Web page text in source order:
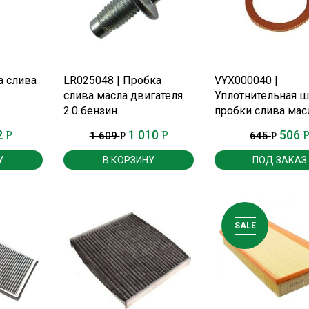
слива
Р
ПОДРОБНЕЕ
LR025048 | Пробка
слива масла двигателя
2.0 бензин.
1 609Р 1 010 Р
В КОРЗИНУ
ПОДРОБНЕЕ
VYX000040 |
Уплотнительная
пробки слива
645Р 506 Р
ПОД ЗАКАЗ
SALE